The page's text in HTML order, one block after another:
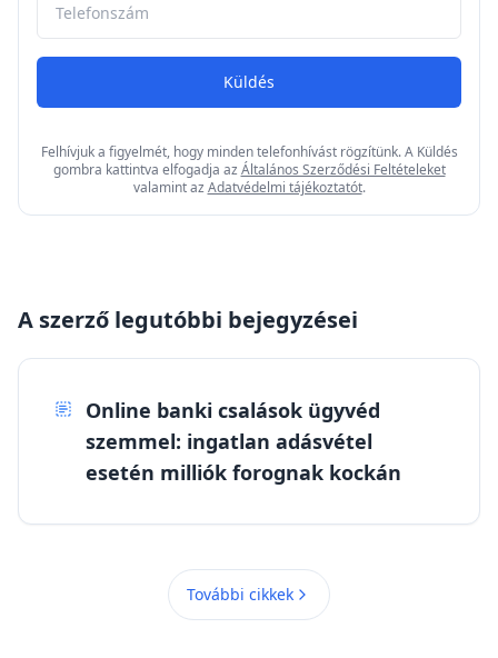
Küldés
Felhívjuk a figyelmét, hogy minden telefonhívást rögzítünk. A Küldés
gombra kattintva elfogadja az Általános Szerződési Feltételeket
valamint az Adatvédelmi tájékoztatót.
A szerző legutóbbi bejegyzései
Online banki csalások ügyvéd
szemmel: ingatlan adásvétel
esetén milliók forognak kockán
További cikkek